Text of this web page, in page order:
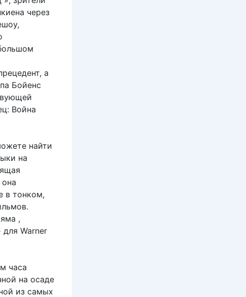
через
а
Бойенс
Война
найти
на
в тонком,
,
Warner
часа
на осаде
из самых